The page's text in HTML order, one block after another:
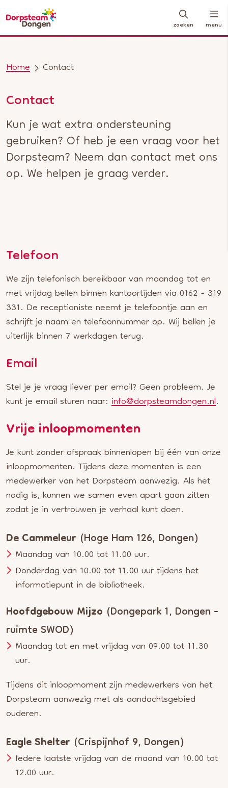
zoeken menu
Home Contact
Contact
Kun je wat extra ondersteuning
gebruiken? Of heb je een vraag voor het
Dorpsteam? Neem dan contact met ons
op. We helpen je graag verder.
Telefoon
We zijn telefonisch bereikbaar van maandag tot en
met vrijdag bellen binnen kantoortijden via 0162 - 319
331. De receptioniste neemt je telefoontje aan en
schrijft je naam en telefoonnummer op. Wij bellen je
uiterlijk binnen 7 werkdagen terug.
Email
Stel je je vraag liever per email? Geen probleem. Je
kunt je email sturen naar:info@dorpsteamdongen.nl.
Vrije inloopmomenten
Je kunt zonder afspraak binnenlopen bij één van onze
inloopmomenten. Tijdens deze momenten is een
medewerker van het Dorpsteam aanwezig. Als het
nodig is, kunnen we samen even apart gaan zitten
zodat je in vertrouwen je verhaal kunt doen.
De Cammeleur (Hoge Ham 126, Dongen)
Maandag van 10.00 tot 11.00 uur.
Donderdag van 10.00 tot 11.00 uur tijdens het
informatiepunt in de bibliotheek.
Hoofdgebouw Mijzo (Dongepark 1, Dongen -
ruimte SWOD)
Maandag tot en met vrijdag van 09.00 tot 11.30
uur.
Tijdens dit inloopmoment zijn medewerkers van het
Dorpsteam aanwezig met als aandachtsgebied
ouderen.
Eagle Shelter (Crispijnhof 9, Dongen)
Iedere laatste vrijdag van de maand van 10.00 tot
12.00 uur.